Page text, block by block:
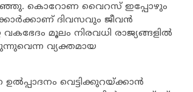
കൊറോണ വൈറസ് ഇപ്പോഴും
ദിവസവും ജീവന്‍
മൂലം നിരവധി രാജ്യങ്ങളില്‍
വ്യക്തമായ
വെട്ടിക്കുറയ്ക്കാന്‍